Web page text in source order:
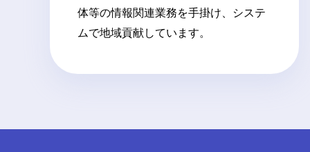
体等の情報関連業務を手掛け、システ
ムで地域貢献しています。